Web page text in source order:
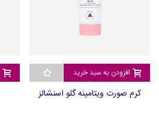
افزودن به سبد خرید
کرم صورت ویتامینه گلو اسنشالز